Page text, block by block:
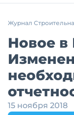
Журнал
Новое
15 ноября 2018